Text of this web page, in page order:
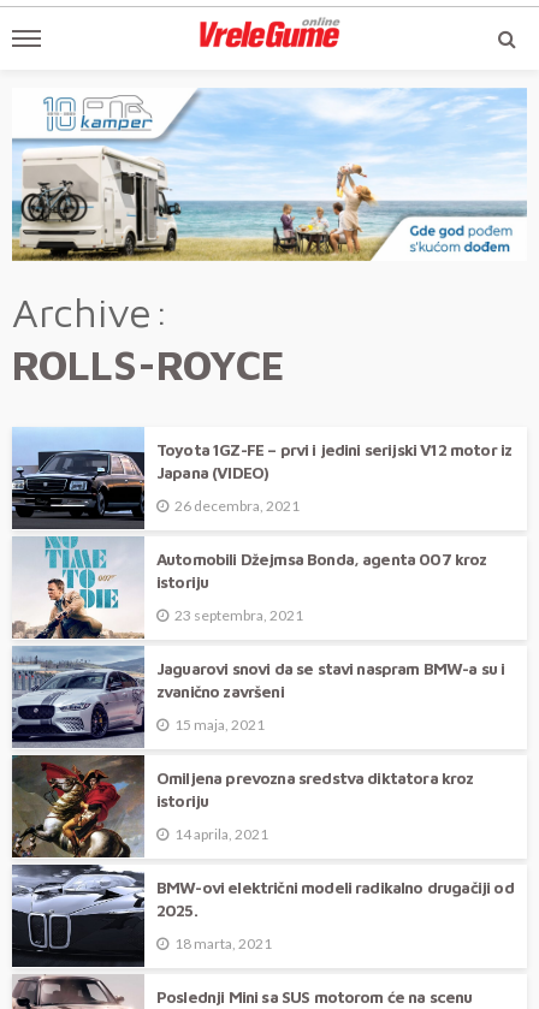
Archive
ROLLS-ROYCE
Toyota 1GZ-FE – prvi i jedini serijski V12 motor iz
Japana (VIDEO)
26 decembra, 2021
Automobili Džejmsa Bonda, agenta 007 kroz
istoriju
23 septembra, 2021
Jaguarovi snovi da se stavi naspram BMW-a su i
zvanično završeni
15 maja, 2021
Omiljena prevozna sredstva diktatora kroz
istoriju
14 aprila, 2021
BMW-ovi električni modeli radikalno drugačiji od
2025.
18 marta, 2021
Poslednji Mini sa SUS motorom će na scenu